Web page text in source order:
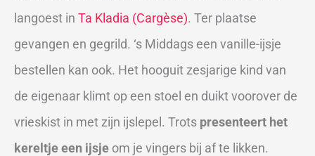
langoest in Ta Kladia (Cargèse). Ter plaatse
gevangen en gegrild. ‘s Middags een vanille-ijsje
bestellen kan ook. Het hooguit zesjarige kind van
de eigenaar klimt op een stoel en duikt voorover de
vrieskist in met zijn ijslepel. Trots presenteert het
kereltje een ijsje om je vingers bij af te likken.